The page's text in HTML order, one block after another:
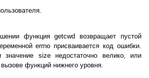
функция getcwd возвращает пустой
errno присваивается код ошибки.
значение size недостаточно велико, или
функций нижнего уровня.